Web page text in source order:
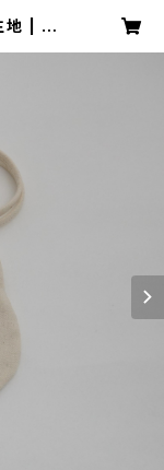
地 | O